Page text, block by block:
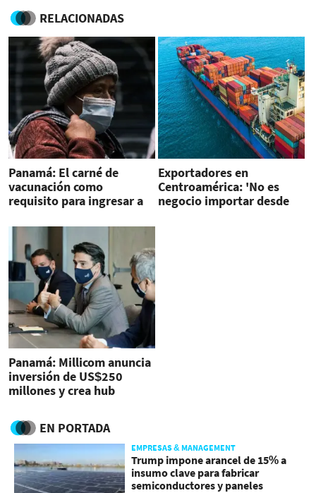
RELACIONADAS
Panamá: El carné de
vacunación como
requisito para ingresar a
Exportadores en
Centroamérica: 'No es
negocio importar desde
Panamá: Millicom anuncia
inversión de US$250
millones y crea hub
EN PORTADA
EMPRESAS & MANAGEMENT
Trump impone arancel de 15% a
insumo clave para fabricar
semiconductores y paneles